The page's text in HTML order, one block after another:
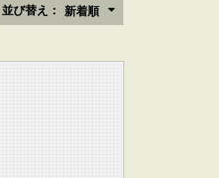
並び替え： 新着順